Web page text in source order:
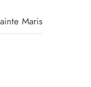
Maris